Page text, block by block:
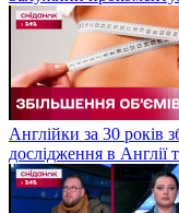
Англійки за 30 років
дослідження в Англії